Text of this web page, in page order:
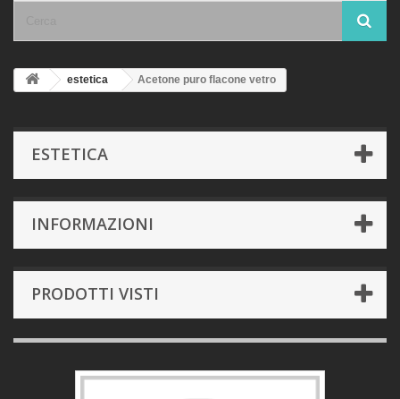
estetica Acetone puro flacone vetro
ESTETICA
INFORMAZIONI
PRODOTTI VISTI